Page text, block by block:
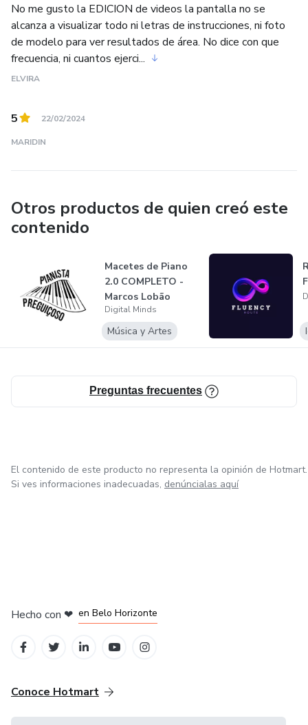
No me gusto la EDICION de videos la pantalla no se
alcanza a visualizar todo ni letras de instrucciones, ni foto
de modelo para ver resultados de área. No dice con que
frecuencia, ni cuantos ejerci...
ELVIRA
5 22/02/2024
MARIDIN
Otros productos de quien creó este
contenido
Macetes de Piano
2.0 COMPLETO -
Marcos Lobão
Digital Minds
Música y Artes
Preguntas frecuentes
El contenido de este producto no representa la opinión de Hotmart.
Si ves informaciones inadecuadas, denúncialas aquí
Hecho con ❤ en Belo Horizonte
Conoce Hotmart